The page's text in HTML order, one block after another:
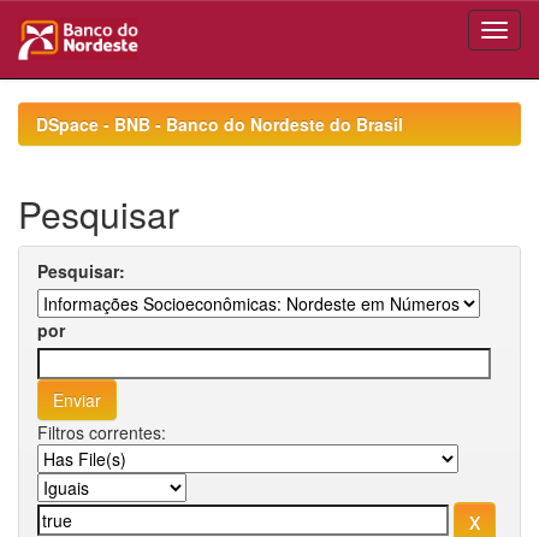
navigationDSpace - BNB - Banco do Nordeste do Brasil
Pesquisar
Pesquisar:
por
Filtros correntes: